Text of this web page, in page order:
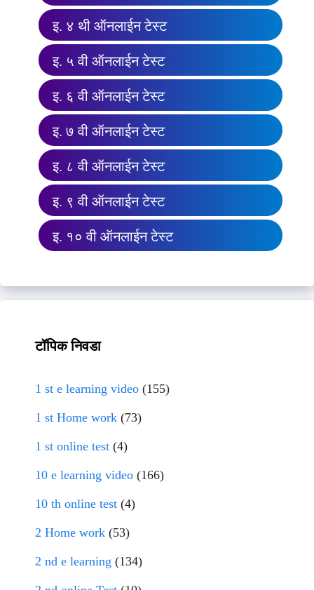
इ. ४ थी ऑनलाईन टेस्ट
इ. ५ वी ऑनलाईन टेस्ट
इ. ६ वी ऑनलाईन टेस्ट
इ. ७ वी ऑनलाईन टेस्ट
इ. ८ वी ऑनलाईन टेस्ट
इ. ९ वी ऑनलाईन टेस्ट
इ. १० वी ऑनलाईन टेस्ट
टॉपिक निवडा
1 st e learning video (155)
1 st Home work (73)
1 st online test (4)
10 e learning video (166)
10 th online test (4)
2 Home work (53)
2 nd e learning (134)